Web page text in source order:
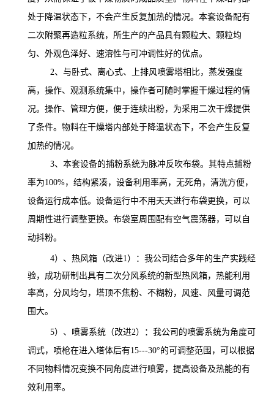
处于降温状态下，不会产生反复加热的情况。本套设备配有
二次附聚再造粒系统，所生产的产品具有颗粒大、颗粒均
匀、外观色泽好、速溶性与可冲调性好的优点。
2、与卧式、离心式、上排风喷雾塔相比，蒸发强度
高，操作、观测系统集中，操作者可随时掌握干燥过程的情
况。操作、管理方便，便于连续出粉，为采用二次干燥提供
了条件。物料在干燥塔内部处于降温状态下，不会产生反复
加热的情况。
3、本套设备的捕粉系统为脉冲反吹布袋。其特点捕粉
率为100%，结构紧凑，设备利用率高，无死角，清洗方便，
设备运行成本低。设备运行中不用天天进行布袋更换，可以
周期性进行调整更换。布袋室周围配有空气震荡器，可以自
动抖粉。
4）、热风箱 （改进1）
：我公司结合多年的生产实践经
验，成功研制出具有二次分风系统的新型热风箱，热能利用
率高，分风均匀，塔顶不焦粉、不糊粉，风速、风量可调范
围大。
5）、喷雾系统 （改进2）
：我公司的喷雾系统为角度可
调式，喷枪在进入塔体后有15---30°的可调整范围，可以根据
不同物料情况变换不同角度进行喷雾，提高设备及热能的有
效利用率。